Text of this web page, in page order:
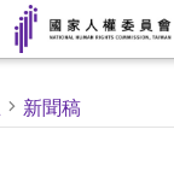
新聞稿